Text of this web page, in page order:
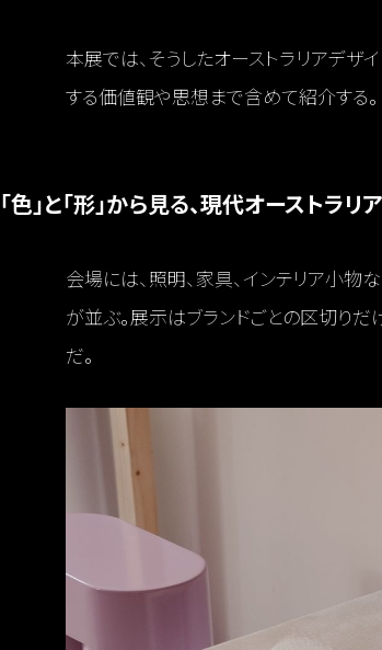
本展では、そうしたオーストラリアデザ
する価値観や思想まで含めて紹介する。
「色」と「形」から見る、現代オーストラリ
会場には、照明、家具、インテリア小物
が並ぶ。展示はブランドごとの区切りだ
だ。